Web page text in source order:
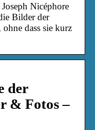
Nicéphore
Bilder der
ohne dass sie kurz
der
& Fotos –